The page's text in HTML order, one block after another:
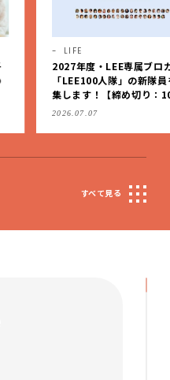
LIFE
2027年度・LEE専属ブロガ
「LEE100人隊」の新隊員
集します！【締め切り：
（火）】
2026.07.07
すべて見る